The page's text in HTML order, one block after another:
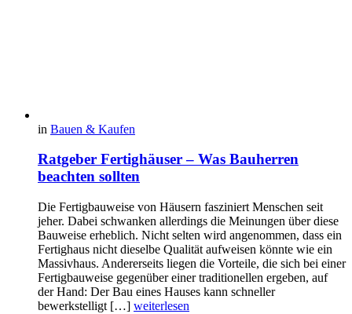
in Bauen & Kaufen
Ratgeber Fertighäuser – Was Bauherren
beachten sollten
Die Fertigbauweise von Häusern fasziniert Menschen seit
jeher. Dabei schwanken allerdings die Meinungen über diese
Bauweise erheblich. Nicht selten wird angenommen, dass ein
Fertighaus nicht dieselbe Qualität aufweisen könnte wie ein
Massivhaus. Andererseits liegen die Vorteile, die sich bei einer
Fertigbauweise gegenüber einer traditionellen ergeben, auf
der Hand: Der Bau eines Hauses kann schneller
bewerkstelligt […] weiterlesen